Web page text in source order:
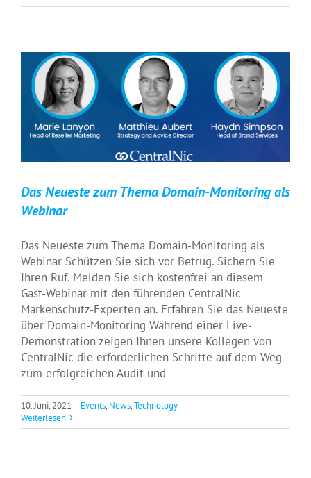
Monitoring als Webinar
Das Neueste zum Thema Domain-Monitoring als
Webinar
Das Neueste zum Thema Domain-Monitoring als
Webinar Schützen Sie sich vor Betrug. Sichern Sie
Ihren Ruf. Melden Sie sich kostenfrei an diesem
Gast-Webinar mit den führenden CentralNic
Markenschutz-Experten an. Erfahren Sie das Neueste
über Domain-Monitoring Während einer Live-
Demonstration zeigen Ihnen unsere Kollegen von
CentralNic die erforderlichen Schritte auf dem Weg
zum erfolgreichen Audit und
10. Juni, 2021 | Events, News,Technology
Weiterlesen